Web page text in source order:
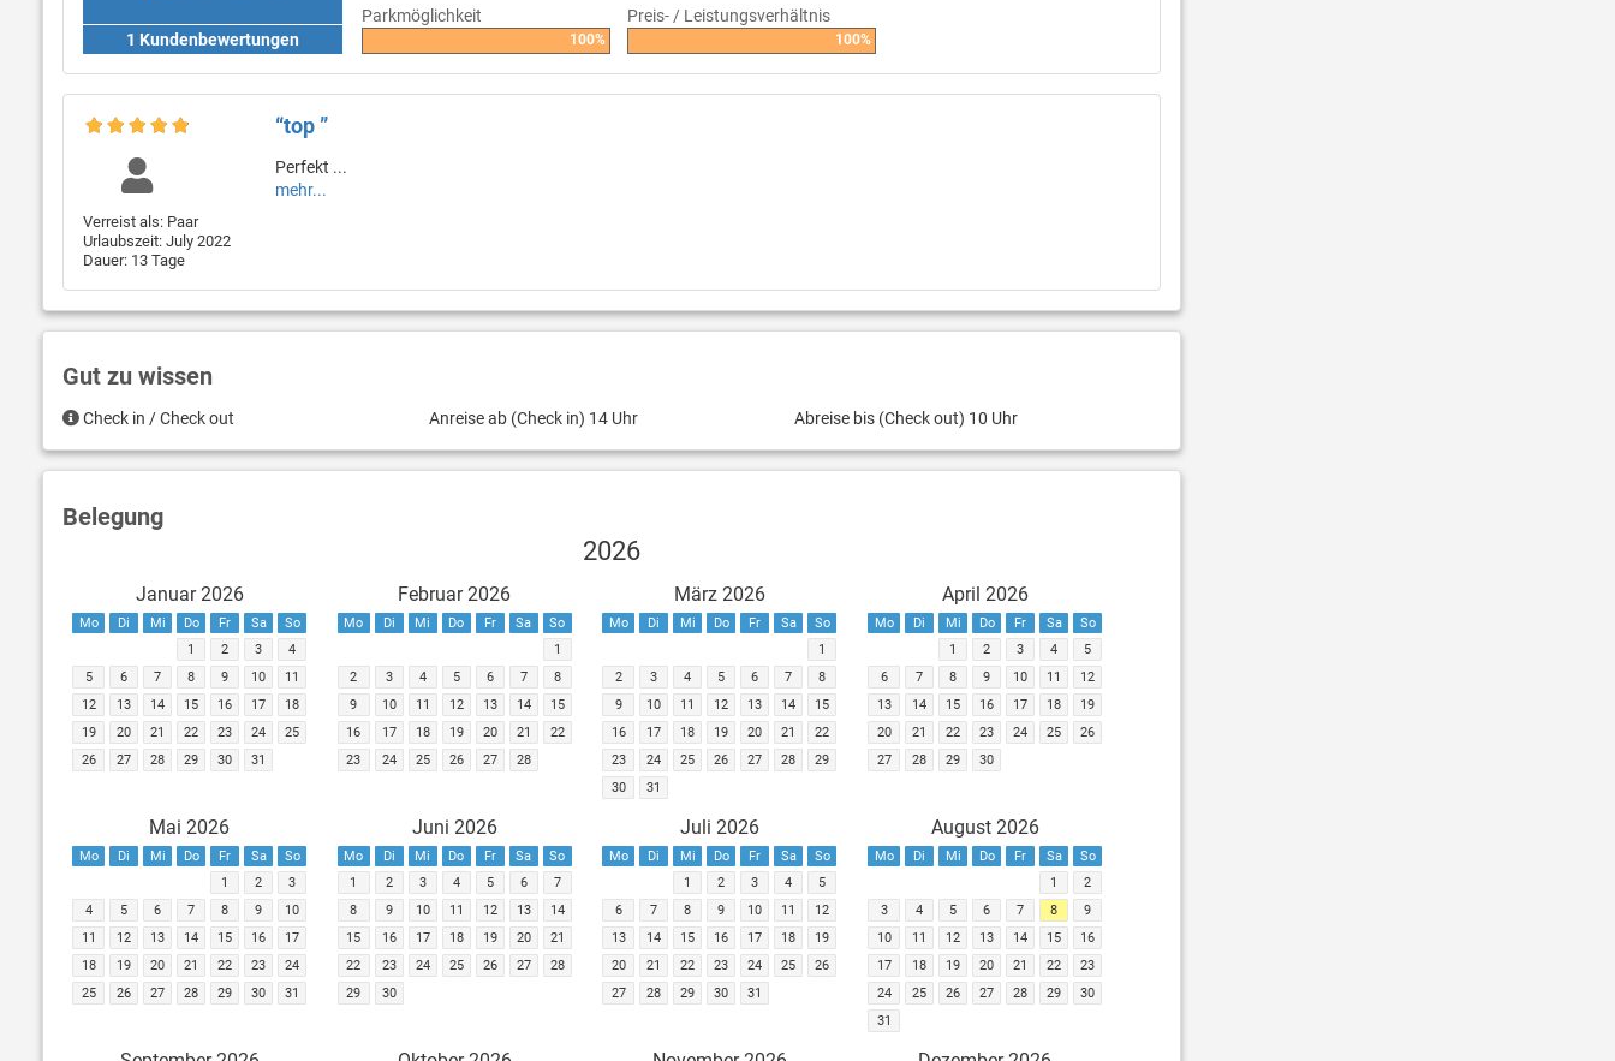
1 Kundenbewertungen
Parkmöglichkeit
100%
Preis- / Leistungsverhältnis
100%
Verreist als: Paar
Urlaubszeit: July 2022
Dauer: 13 Tage
“top ”
Perfekt ...
mehr...
Gut zu wissen
Check in / Check out Anreise ab (Check in) 14 Uhr Abreise bis (Check out) 10 Uhr
Belegung
2026
Januar 2026
Mo Di Mi Do Fr Sa
So
1
2 3
4
5
6 7 8 9 10
11
12
13 14 15 16 17
18
19
20 21 22 23 24
25
26
27 28 29 30 31
Februar 2026
Mo Di Mi Do Fr Sa
So
1
2
3 4 5 6 7
8
9
10 11 12 13 14
15
16
17 18 19 20 21
22
23
24 25 26 27 28
März 2026
Mo Di Mi Do Fr Sa
So
1
2
3 4 5 6 7
8
9
10 11 12 13 14
15
16
17 18 19 20 21
22
23
24 25 26 27 28
29
30
31
April 2026
Mo Di Mi Do Fr Sa
So
1
2 3 4
5
6
7 8 9 10 11
12
13
14 15 16 17 18
19
20
21 22 23 24 25
26
27
28 29 30
Mai 2026
Mo Di Mi Do Fr Sa
So
1
2
3
4
5 6 7 8 9
10
11
12 13 14 15 16
17
18
19 20 21 22 23
24
25
26 27 28 29 30 31
Juni 2026
Mo Di Mi Do Fr Sa
So
1
2 3 4 5 6
7
8
9 10 11 12 13
14
15
16 17 18 19 20
21
22
23 24 25 26 27
28
29
30
Juli 2026
Mo Di Mi Do Fr Sa
So
1
2 3 4
5
6
7 8 9 10 11
12
13
14 15 16 17 18
19
20
21 22 23 24 25
26
27
28 29 30 31
August 2026
Mo Di Mi Do Fr Sa
So
1
2
3
4 5 6 7 8
9
10
11 12 13 14 15
16
17
18 19 20 21 22
23
24
25 26 27 28 29
30
31